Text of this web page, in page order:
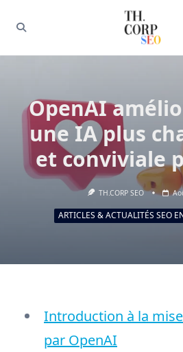
OpenAI
une IA plus
et conviviale
TH.CORP SEO
ARTICLES & ACTUALITÉS SEO
Introduction à la
par OpenAI